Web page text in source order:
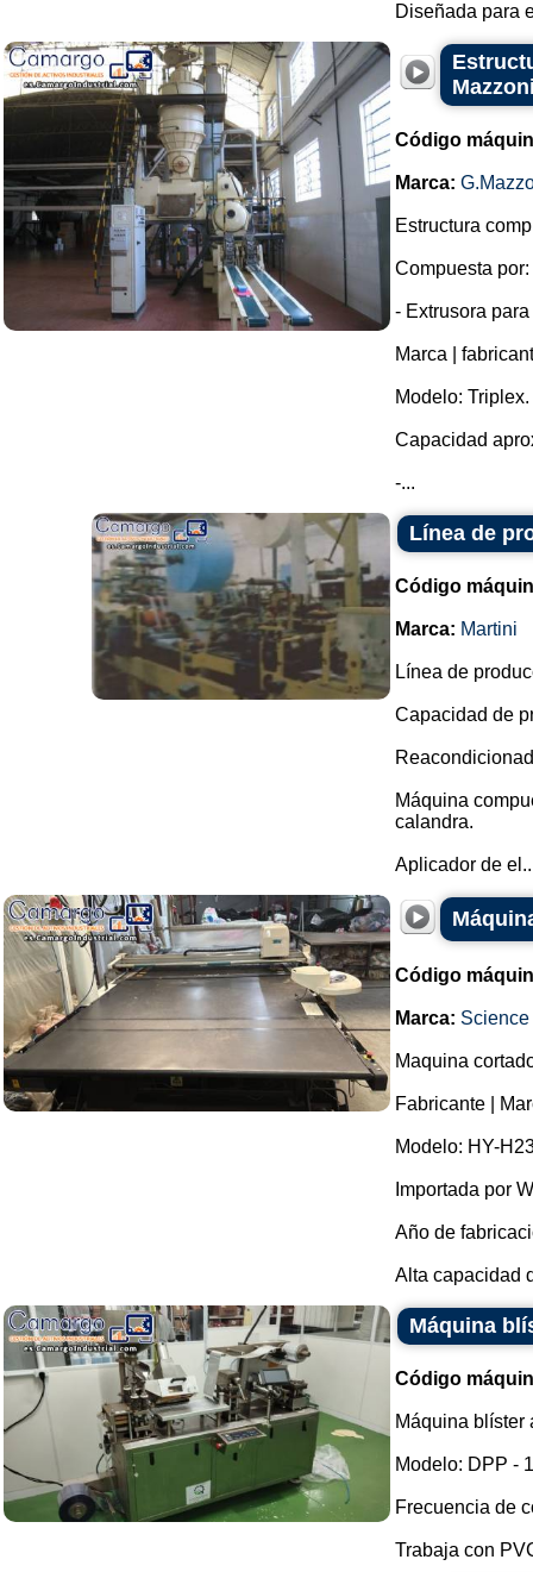
Diseñada para
Código
Marca:
Estructura
Compuesta por:
- Extrusora
Marca |
Modelo: Triplex.
Capacidad
-...
Línea de
Código
Marca: Martini
Línea de
Capacidad de
Máquina
calandra.
Aplicador de
Código
Marca:
Maquina
Fabricante |
Modelo: HY-
Importada por
Año de
Alta capacidad
Máquina
Código
Máquina blíster
Modelo: DPP -
Frecuencia de
Trabaja con